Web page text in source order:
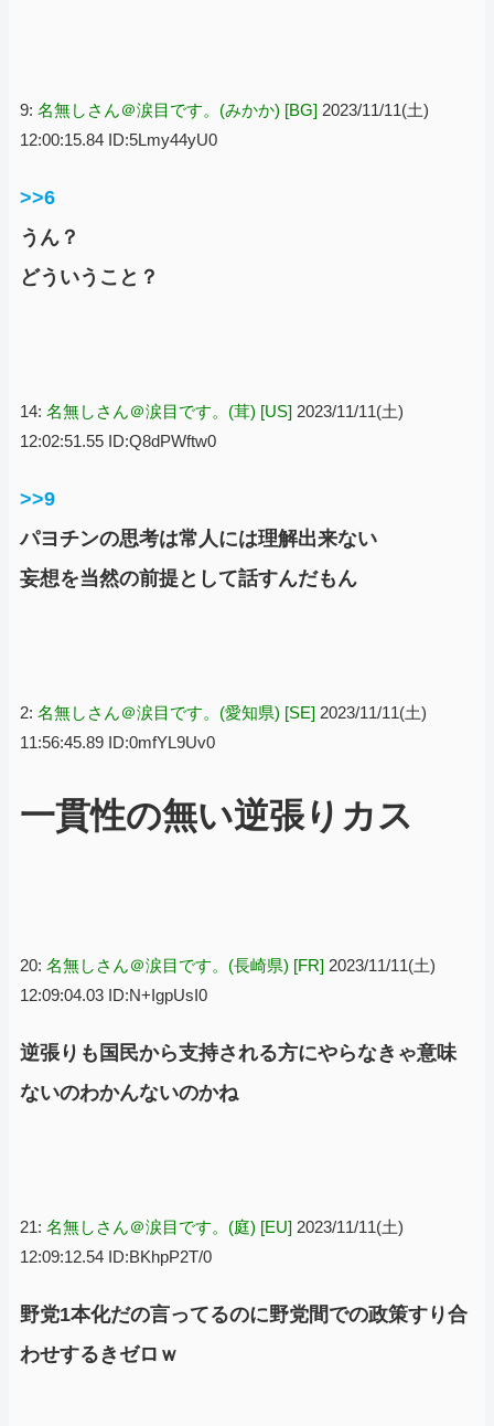
9: 名無しさん＠涙目です。(みかか) [BG] 2023/11/11(土)
12:00:15.84 ID:5Lmy44yU0
>>6
うん？
どういうこと？
14: 名無しさん＠涙目です。(茸) [US] 2023/11/11(土)
12:02:51.55 ID:Q8dPWftw0
>>9
パヨチンの思考は常人には理解出来ない
妄想を当然の前提として話すんだもん
2: 名無しさん＠涙目です。(愛知県) [SE] 2023/11/11(土)
11:56:45.89 ID:0mfYL9Uv0
一貫性の無い逆張りカス
20: 名無しさん＠涙目です。(長崎県) [FR] 2023/11/11(土)
12:09:04.03 ID:N+IgpUsI0
逆張りも国民から支持される方にやらなきゃ意味
ないのわかんないのかね
21: 名無しさん＠涙目です。(庭) [EU] 2023/11/11(土)
12:09:12.54 ID:BKhpP2T/0
野党1本化だの言ってるのに野党間での政策すり合
わせするきゼロｗ